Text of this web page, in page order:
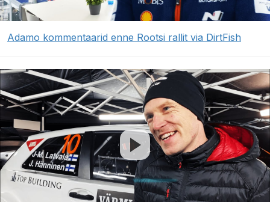
Adamo kommentaarid enne Rootsi rallit via DirtFish